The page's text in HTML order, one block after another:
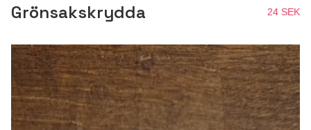
Grönsakskrydda 24 SEK